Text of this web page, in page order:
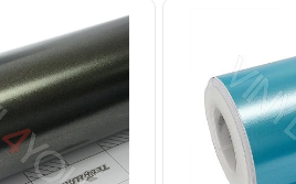
К сравнению Купить в 1 клик
В избранное